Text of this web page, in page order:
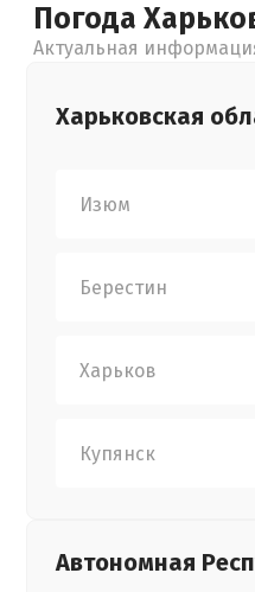
Погода
Актуальная
Харьковская
Изюм
Берестин
Харьков
Купянск
Автономная